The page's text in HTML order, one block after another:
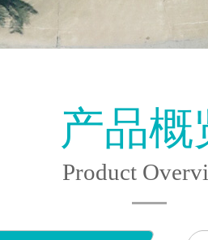
产品概
Product